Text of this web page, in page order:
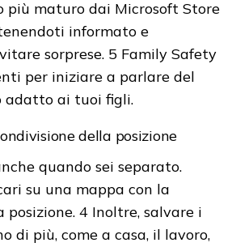
più maturo dai Microsoft Store
informato e
sorprese. 5 Family Safety
per iniziare a parlare del
adatto ai tuoi figli.
della posizione
quando sei separato.
su una mappa con la
posizione. 4 Inoltre, salvare i
di più, come a casa, il lavoro,